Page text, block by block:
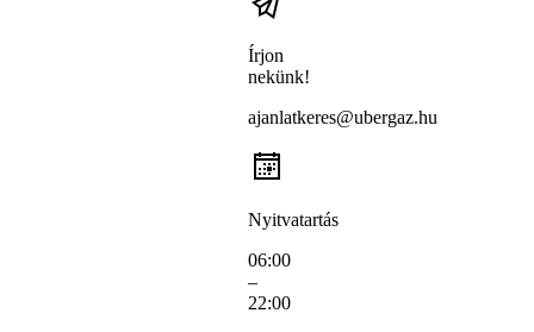
Írjon
nekünk!
ajanlatkeres@ubergaz.hu
Nyitvatartás
06:00
–
22:00